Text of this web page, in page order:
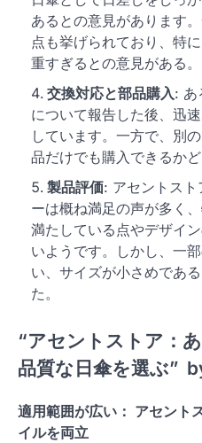
あるとの意見があります
点も挙げられており、特
重すぎるとの意見がある。
交換対応と部品購入: あ
について報告した後、迅
しています。一方で、別
品だけでも購入できるか
製品評価: アセントスト
ーは概ね満足の声が多く
満たしている点やデザイ
いようです。しかし、一
い、サイズが小さめであ
た。
“アセントストア：
品質な日傘を選ぶ”
適用範囲が広い： アセント
イルを両立